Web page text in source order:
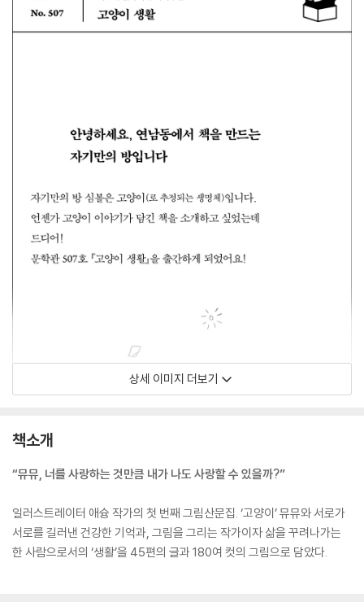
상세 이미지 더보기
책소개
“뮤뮤, 너를 사랑하는 것만큼 내가 나도 사랑할 수 있을까?”
일러스트레이터 애슝 작가의 첫 번째 그림산문집. ‘고양이’ 뮤뮤와 서로가
서로를 길러낸 건강한 기억과, 그림을 그리는 작가이자 삶을 꾸려나가는
한 사람으로서의 ‘생활’을 45편의 글과 180여 컷의 그림으로 담았다.